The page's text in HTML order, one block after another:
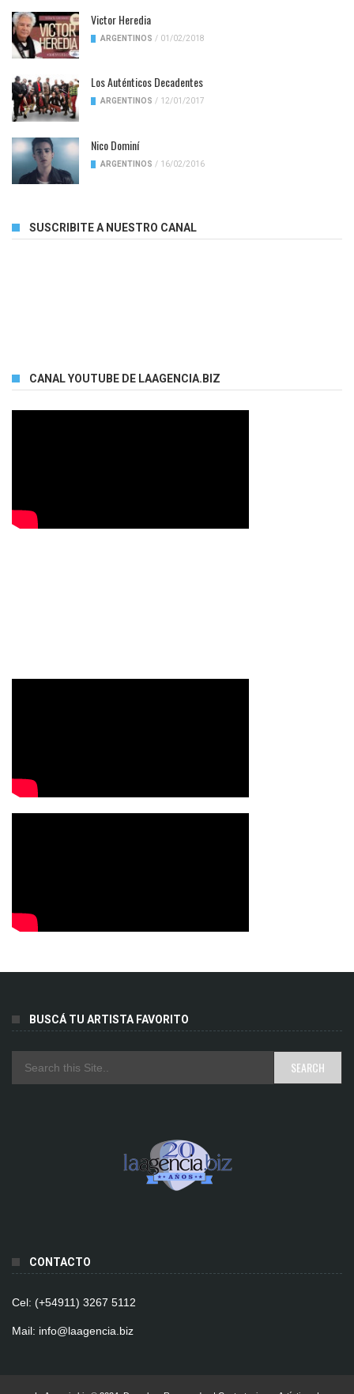
Victor Heredia
ARGENTINOS / 01/02/2018
Los Auténticos Decadentes
ARGENTINOS / 12/01/2017
Nico Dominí
ARGENTINOS / 16/02/2016
SUSCRIBITE A NUESTRO CANAL
CANAL YOUTUBE DE LAAGENCIA.BIZ
BUSCÁ TU ARTISTA FAVORITO
CONTACTO
Cel: (+54911) 3267 5112
Mail: info@laagencia.biz